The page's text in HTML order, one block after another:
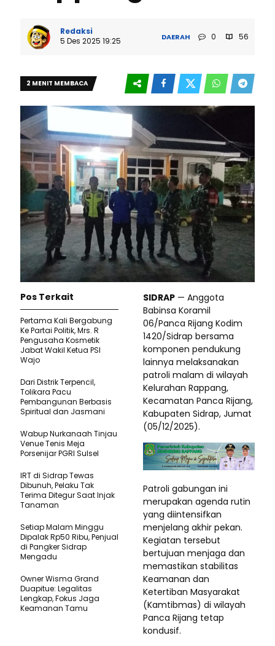
Redaksi
5 Des 2025 19:25
DAERAH 0 56
2 MENIT MEMBACA
SIDRAP — Anggota
Babinsa Koramil
06/Panca Rijang Kodim
1420/Sidrap bersama
komponen pendukung
lainnya melaksanakan
patroli malam di wilayah
Kelurahan Rappang,
Kecamatan Panca Rijang,
Kabupaten Sidrap, Jumat
(05/12/2025).
Patroli gabungan ini
merupakan agenda rutin
yang diintensifkan
menjelang akhir pekan.
Kegiatan tersebut
bertujuan menjaga dan
memastikan stabilitas
Keamanan dan
Ketertiban Masyarakat
(Kamtibmas) di wilayah
Panca Rijang tetap
kondusif.
Pos Terkait
Pertama Kali Bergabung
Ke Partai Politik, Mrs. R
Pengusaha Kosmetik
Jabat Wakil Ketua PSI
Wajo
Dari Distrik Terpencil,
Tolikara Pacu
Pembangunan Berbasis
Spiritual dan Jasmani
Wabup Nurkanaah Tinjau
Venue Tenis Meja
Porsenijar PGRI Sulsel
IRT di Sidrap Tewas
Dibunuh, Pelaku Tak
Terima Ditegur Saat Injak
Tanaman
Setiap Malam Minggu
Dipalak Rp50 Ribu, Penjual
di Pangker Sidrap
Mengadu
Owner Wisma Grand
Duapitue: Legalitas
Lengkap, Fokus Jaga
Keamanan Tamu